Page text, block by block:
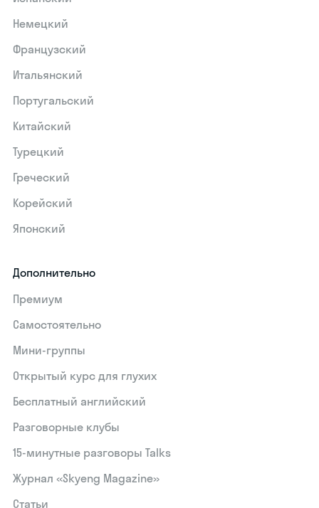
Немецкий
Французский
Итальянский
Португальский
Китайский
Турецкий
Греческий
Корейский
Японский
Дополнительно
Премиум
Самостоятельно
Мини-группы
Открытый курс для глухих
Бесплатный английский
Разговорные клубы
15‑минутные разговоры Talks
Журнал «Skyeng Magazine»
Статьи